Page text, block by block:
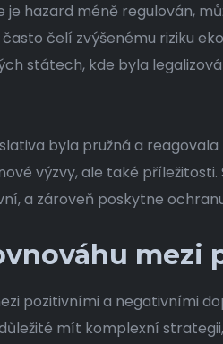
je hazard méně regulován,
čelí zvýšenému riziku
státech, kde byla
byla pružná a
výzvy, ale také
a zároveň poskytne
pozitivními a negativními
mít komplexní